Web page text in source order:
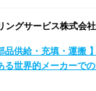
ングサービス株式会
品供給・充填・運搬
る世界的メーカーで